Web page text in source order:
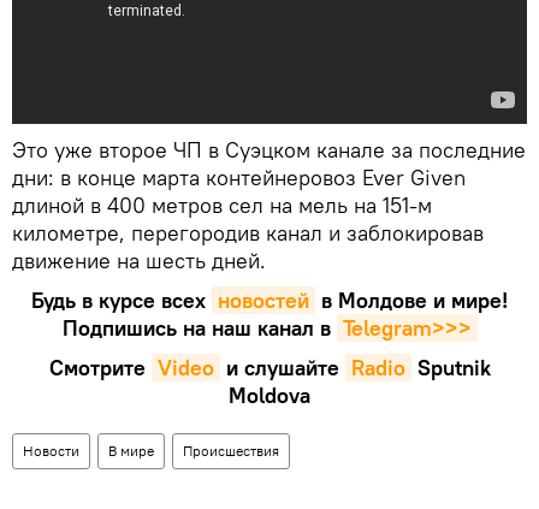
Это уже второе ЧП в Суэцком канале за последние
дни: в конце марта контейнеровоз Ever Given
длиной в 400 метров сел на мель на 151-м
километре, перегородив канал и заблокировав
движение на шесть дней.
Будь в курсе всех новостей в Молдове и мире!
Подпишись на наш канал в Telegram>>>
Смотрите Video и слушайте Radio Sputnik
Moldova
Новости В мире Происшествия